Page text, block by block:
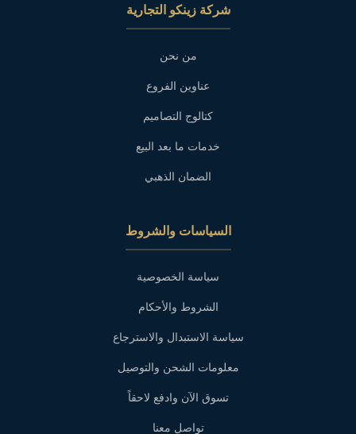
شركة زينكو التجارية
من نحن
عناوين الفروع
كتالوج التصاميم
خدمات ما بعد البيع
الضمان الذهبي
السياسات والشروط
سياسة الخصوصية
الشروط والأحكام
سياسة الاستبدال والاسترجاع
معلومات الشحن والتوصيل
تسوق الآن وادفع لاحقاً
تواصل معنا